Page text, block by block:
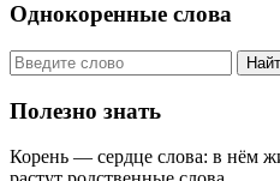
Однокоренные слова
Полезно знать
Корень — сердце слова: в нём